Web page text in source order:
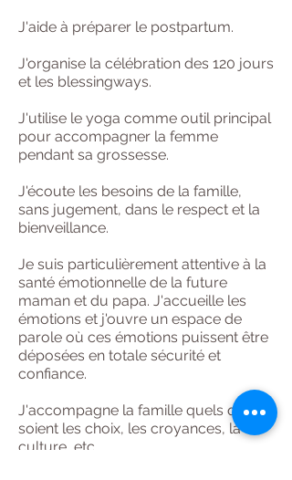
J'aide à préparer le postpartum.
J'organise la célébration des 120 jours
et les blessingways.
J'utilise le yoga comme outil principal
pour accompagner la femme
pendant sa grossesse.
J'écoute les besoins de la famille,
sans jugement, dans le respect et la
bienveillance.
Je suis particulièrement attentive à la
santé émotionnelle de la future
maman et du papa. J'accueille les
émotions et j'ouvre un espace de
parole où ces émotions puissent être
déposées en totale sécurité et
confiance.
J'accompagne la famille quels que
soient les choix, les croyances, la
culture, etc.